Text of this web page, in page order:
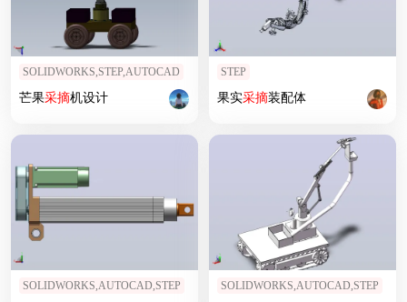
SOLIDWORKS,STEP,AUTOCAD
芒果采摘机设计
STEP
果实采摘装配体
SOLIDWORKS,AUTOCAD,STEP SOLIDWORKS,AUTOCAD,STEP